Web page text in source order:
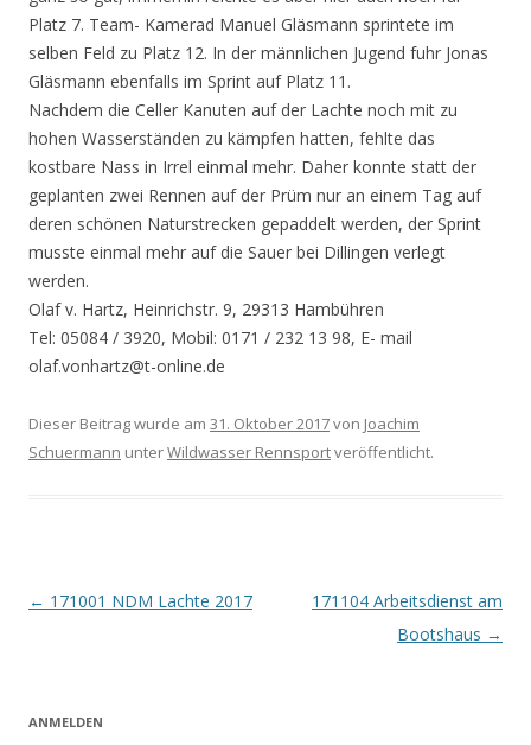
Platz 7. Team- Kamerad Manuel Gläsmann sprintete im
selben Feld zu Platz 12. In der männlichen Jugend fuhr Jonas
Gläsmann ebenfalls im Sprint auf Platz 11.
Nachdem die Celler Kanuten auf der Lachte noch mit zu
hohen Wasserständen zu kämpfen hatten, fehlte das
kostbare Nass in Irrel einmal mehr. Daher konnte statt der
geplanten zwei Rennen auf der Prüm nur an einem Tag auf
deren schönen Naturstrecken gepaddelt werden, der Sprint
musste einmal mehr auf die Sauer bei Dillingen verlegt
werden.
Olaf v. Hartz, Heinrichstr. 9, 29313 Hambühren
Tel: 05084 / 3920, Mobil: 0171 / 232 13 98, E- mail
olaf.vonhartz@t-online.de
Dieser Beitrag wurde am 31. Oktober 2017von Joachim
Schuermann unterWildwasser Rennsportveröffentlicht.
Beitrags-
← 171001 NDM Lachte 2017
171104 Arbeitsdienst am
Bootshaus →
ANMELDEN